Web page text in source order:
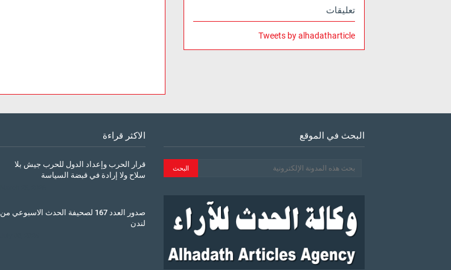
تعليقات
Tweets by alhadatharticle
البحث في الموقع الاكثر قراءة
قرار الحرب وإعداد الدول للحرب جيش بلا
سلاح ولا إرادة في قبضة السياسة
صدور العدد 167 لصحيفة الحدث الاسبوعي من
لندن